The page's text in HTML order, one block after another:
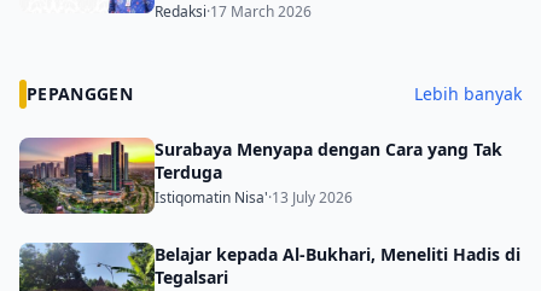
Redaksi·17 March 2026
PEPANGGEN Lebih banyak
Surabaya Menyapa dengan Cara yang Tak
Terduga
Istiqomatin Nisa'·13 July 2026
Belajar kepada Al-Bukhari, Meneliti Hadis di
Tegalsari